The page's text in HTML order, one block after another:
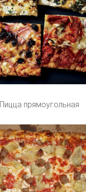
Пицца прямоугольная